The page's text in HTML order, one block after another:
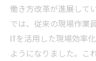
働き方改革が進展して
では、従来の現場作業
ITを活用した現場効率
ようになりました。こ